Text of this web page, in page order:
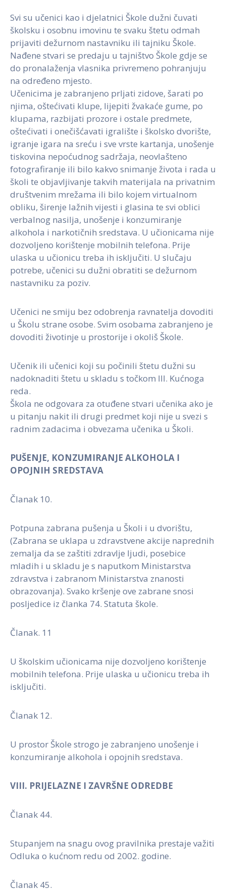
Svi su učenici kao i djelatnici Škole dužni čuvati
školsku i osobnu imovinu te svaku štetu odmah
prijaviti dežurnom nastavniku ili tajniku Škole.
Nađene stvari se predaju u tajništvo Škole gdje se
do pronalaženja vlasnika privremeno pohranjuju
na određeno mjesto.
Učenicima je zabranjeno prljati zidove, šarati po
njima, oštećivati klupe, lijepiti žvakaće gume, po
klupama, razbijati prozore i ostale predmete,
oštećivati i onečišćavati igralište i školsko dvorište,
igranje igara na sreću i sve vrste kartanja, unošenje
tiskovina nepoćudnog sadržaja, neovlašteno
fotografiranje ili bilo kakvo snimanje života i rada u
školi te objavljivanje takvih materijala na privatnim
društvenim mrežama ili bilo kojem virtualnom
obliku, širenje lažnih vijesti i glasina te svi oblici
verbalnog nasilja, unošenje i konzumiranje
alkohola i narkotičnih sredstava. U učionicama nije
dozvoljeno korištenje mobilnih telefona. Prije
ulaska u učionicu treba ih isključiti. U slučaju
potrebe, učenici su dužni obratiti se dežurnom
nastavniku za poziv.
Učenici ne smiju bez odobrenja ravnatelja dovoditi
u Školu strane osobe. Svim osobama zabranjeno je
dovoditi životinje u prostorije i okoliš Škole.
Učenik ili učenici koji su počinili štetu dužni su
nadoknaditi štetu u skladu s točkom III. Kućnoga
reda.
Škola ne odgovara za otuđene stvari učenika ako je
u pitanju nakit ili drugi predmet koji nije u svezi s
radnim zadacima i obvezama učenika u Školi.
PUŠENJE, KONZUMIRANJE ALKOHOLA I
OPOJNIH SREDSTAVA
Članak 10.
Potpuna zabrana pušenja u Školi i u dvorištu,
(Zabrana se uklapa u zdravstvene akcije naprednih
zemalja da se zaštiti zdravlje ljudi, posebice
mladih i u skladu je s naputkom Ministarstva
zdravstva i zabranom Ministarstva znanosti
obrazovanja). Svako kršenje ove zabrane snosi
posljedice iz članka 74. Statuta škole.
Članak. 11
U školskim učionicama nije dozvoljeno korištenje
mobilnih telefona. Prije ulaska u učionicu treba ih
isključiti.
Članak 12.
U prostor Škole strogo je zabranjeno unošenje i
konzumiranje alkohola i opojnih sredstava.
VIII. PRIJELAZNE I ZAVRŠNE ODREDBE
Članak 44.
Stupanjem na snagu ovog pravilnika prestaje važiti
Odluka o kućnom redu od 2002. godine.
Članak 45.